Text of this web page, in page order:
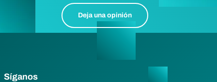
Deja una opinión
Síganos